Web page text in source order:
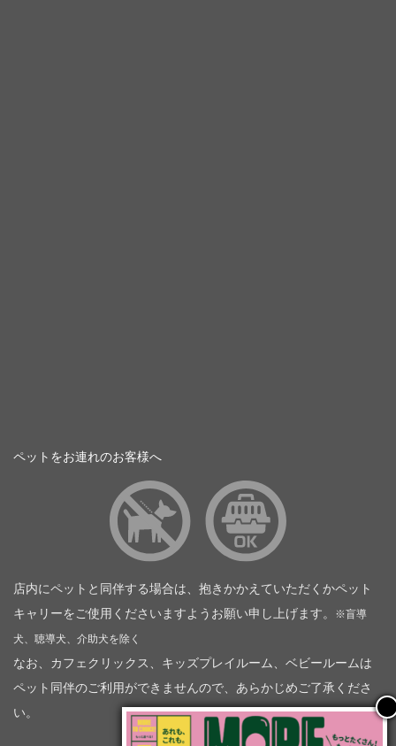
ペットをお連れのお客様へ
店内にペットと同伴する場合は、抱きかかえていただくかペット
キャリーをご使用くださいますようお願い申し上げます。
※盲導
犬、聴導犬、介助犬を除く
なお、カフェクリックス、キッズプレイルーム、ベビールームは
ペット同伴のご利用ができませんので、あらかじめご了承くださ
い。